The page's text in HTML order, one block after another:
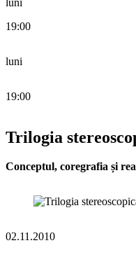
19:00
luni
19:00
Trilogia
Conceptul, coregrafia și
02.11.2010